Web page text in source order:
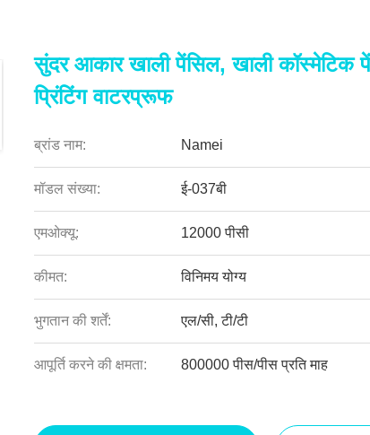
सुंदर आकार खाली पेंसिल, खाली कॉस्मेटिक
प्रिंटिंग वाटरप्रूफ
ब्रांड नाम: Namei
मॉडल संख्या: ई-037बी
एमओक्यू: 12000 पीसी
कीमत: विनिमय योग्य
भुगतान की शर्तें: एल/सी, टी/टी
आपूर्ति करने की क्षमता: 800000 पीस/पीस प्रति माह